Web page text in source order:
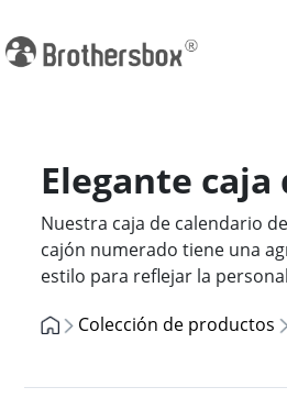
Elegante
Nuestra caja de calendario
cajón numerado tiene una
estilo para reflejar la
Colección de productos